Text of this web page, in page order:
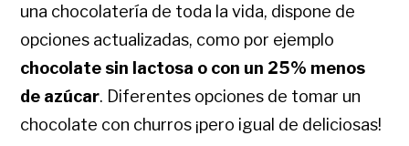
una chocolatería de toda la vida, dispone de
opciones actualizadas, como por ejemplo
chocolate sin lactosa o con un 25% menos
de azúcar. Diferentes opciones de tomar un
chocolate con churros ¡pero igual de deliciosas!